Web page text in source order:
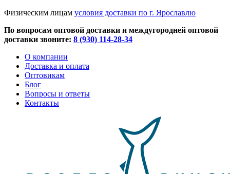
Физическим лицам условия доставки по г. Ярославлю
По вопросам оптовой доставки и междугородней оптовой
доставки звоните: 8 (930) 114-28-34
О компании
Доставка и оплата
Оптовикам
Блог
Вопросы и ответы
Контакты